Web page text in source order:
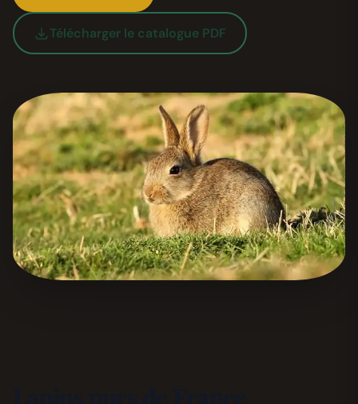
Télécharger le catalogue PDF